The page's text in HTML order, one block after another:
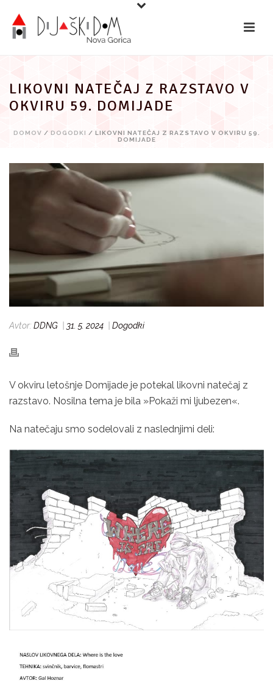
vsebino
LIKOVNI NATEČAJ Z RAZSTAVO V
OKVIRU 59. DOMIJADE
DOMOV / DOGODKI / LIKOVNI NATEČAJ Z RAZSTAVO V OKVIRU 59.
DOMIJADE
Avtor: DDNG 31. 5. 2024 Dogodki
V okviru letošnje Domijade je potekal likovni natečaj z
razstavo. Nosilna tema je bila »Pokaži mi ljubezen«.
Na natečaju smo sodelovali z naslednjimi deli: